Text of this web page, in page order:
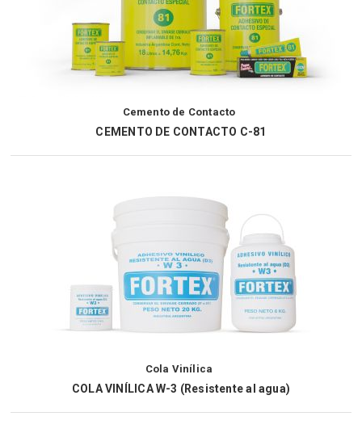
Cemento de Contacto
CEMENTO DE CONTACTO C-81
Cola Vinílica
COLA VINÍLICA W-3 (Resistente al agua)